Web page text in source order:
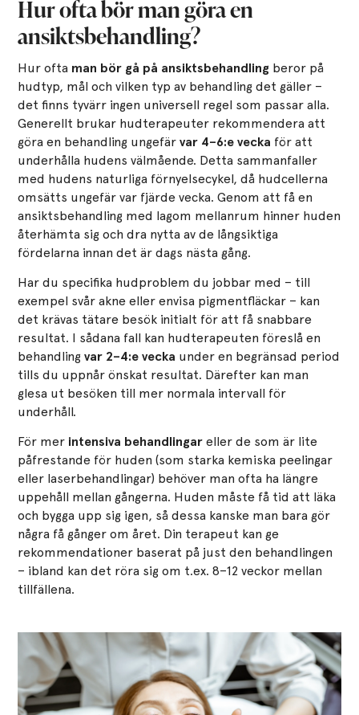
Hur ofta bör man göra en
ansiktsbehandling?
Hur ofta man bör gå på ansiktsbehandling beror på
hudtyp, mål och vilken typ av behandling det gäller –
det finns tyvärr ingen universell regel som passar alla.
Generellt brukar hudterapeuter rekommendera att
göra en behandling ungefärvar 4–6:e vecka för att
underhålla hudens välmående​. Detta sammanfaller
med hudens naturliga förnyelsecykel, då hudcellerna
omsätts ungefär var fjärde vecka​. Genom att få en
ansiktsbehandling med lagom mellanrum hinner huden
återhämta sig och dra nytta av de långsiktiga
fördelarna innan det är dags nästa gång.
Har du specifika hudproblem du jobbar med – till
exempel svår akne eller envisa pigmentfläckar – kan
det krävas tätare besök initialt för att få snabbare
resultat. I sådana fall kan hudterapeuten föreslå en
behandlingvar 2–4:e vecka under en begränsad period
tills du uppnår önskat resultat​. Därefter kan man
glesa ut besöken till mer normala intervall för
underhåll.
För mer intensiva behandlingar eller de som är lite
påfrestande för huden (som starka kemiska peelingar
eller laserbehandlingar) behöver man ofta ha längre
uppehåll mellan gångerna. Huden måste få tid att läka
och bygga upp sig igen, så dessa kanske man bara gör
några få gånger om året. Din terapeut kan ge
rekommendationer baserat på just den behandlingen
– ibland kan det röra sig om t.ex. 8–12 veckor mellan
tillfällena​.